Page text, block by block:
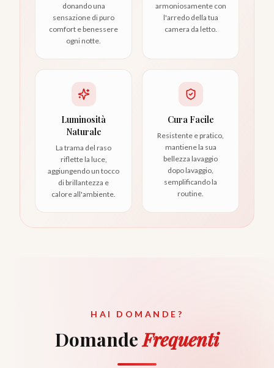
donando una
sensazione di puro
comfort e benessere
ogni notte.
armoniosamente con
l'arredo della tua
camera da letto.
Luminosità
Naturale
La trama del raso
riflette la luce,
aggiungendo un tocco
di brillantezza e
calore all'ambiente.
Cura Facile
Resistente e pratico,
mantiene la sua
bellezza lavaggio
dopo lavaggio,
semplificando la
routine.
HAI DOMANDE?
DomandeFrequenti